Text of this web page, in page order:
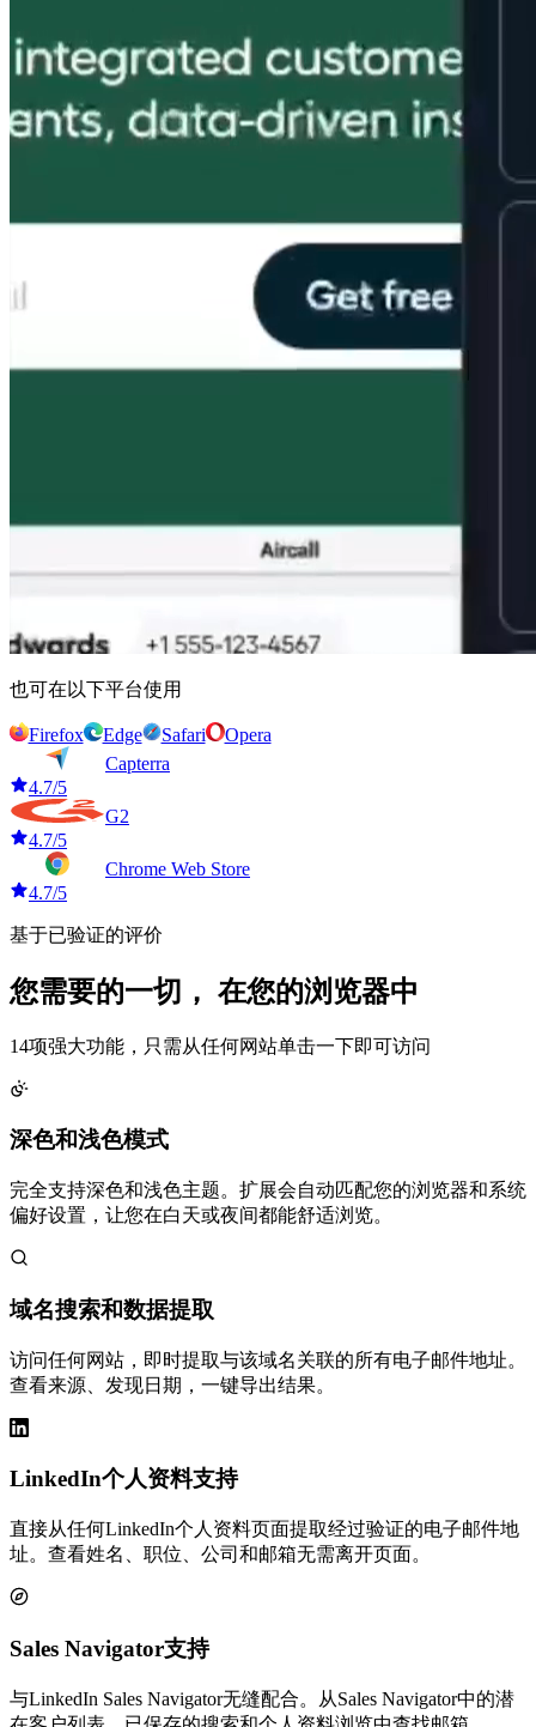
也可在以下平台使用
Firefox Edge Safari
Opera
Capterra
4.7/5
G2
4.7/5
Chrome Web Store
4.7/5
基于已验证的评价
您需要的一切， 在您的浏览器中
14项强大功能，只需从任何网站单击一下即可访问
深色和浅色模式
完全支持深色和浅色主题。扩展会自动匹配您的浏览器和系统
偏好设置，让您在白天或夜间都能舒适浏览。
域名搜索和数据提取
访问任何网站，即时提取与该域名关联的所有电子邮件地址。
查看来源、发现日期，一键导出结果。
LinkedIn个人资料支持
直接从任何LinkedIn个人资料页面提取经过验证的电子邮件地
址。查看姓名、职位、公司和邮箱无需离开页面。
Sales Navigator支持
与LinkedIn Sales Navigator无缝配合。从Sales Navigator中的潜